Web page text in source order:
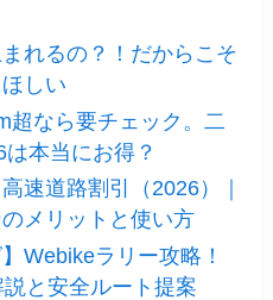
れるの？！だからこそ
しい
超なら要チェック。二
本当にお得？
速道路割引（2026）｜
メリットと使い方
Webikeラリー攻略！
と安全ルート提案